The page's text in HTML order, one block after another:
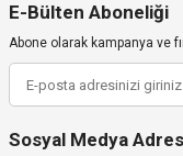
E-Bülten Aboneliği
Abone olarak kampanya ve
Sosyal Medya